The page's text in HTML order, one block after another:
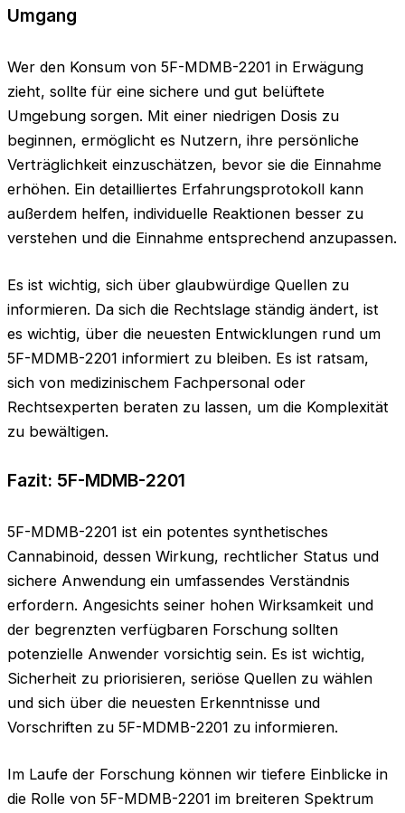
Umgang
Wer den Konsum von 5F-MDMB-2201 in Erwägung
zieht, sollte für eine sichere und gut belüftete
Umgebung sorgen. Mit einer niedrigen Dosis zu
beginnen, ermöglicht es Nutzern, ihre persönliche
Verträglichkeit einzuschätzen, bevor sie die Einnahme
erhöhen. Ein detailliertes Erfahrungsprotokoll kann
außerdem helfen, individuelle Reaktionen besser zu
verstehen und die Einnahme entsprechend anzupassen.
Es ist wichtig, sich über glaubwürdige Quellen zu
informieren. Da sich die Rechtslage ständig ändert, ist
es wichtig, über die neuesten Entwicklungen rund um
5F-MDMB-2201 informiert zu bleiben. Es ist ratsam,
sich von medizinischem Fachpersonal oder
Rechtsexperten beraten zu lassen, um die Komplexität
zu bewältigen.
Fazit: 5F-MDMB-2201
5F-MDMB-2201 ist ein potentes synthetisches
Cannabinoid, dessen Wirkung, rechtlicher Status und
sichere Anwendung ein umfassendes Verständnis
erfordern. Angesichts seiner hohen Wirksamkeit und
der begrenzten verfügbaren Forschung sollten
potenzielle Anwender vorsichtig sein. Es ist wichtig,
Sicherheit zu priorisieren, seriöse Quellen zu wählen
und sich über die neuesten Erkenntnisse und
Vorschriften zu 5F-MDMB-2201 zu informieren.
Im Laufe der Forschung können wir tiefere Einblicke in
die Rolle von 5F-MDMB-2201 im breiteren Spektrum